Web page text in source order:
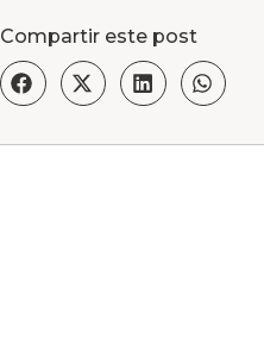
Compartir este post